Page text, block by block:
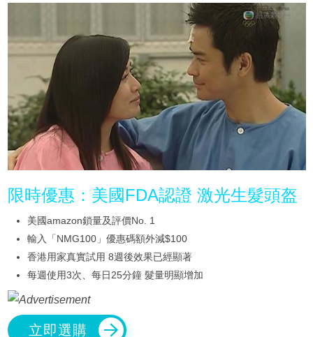
限時優惠：美國FDA認證 激光生髮頭盔
美國amazon鎖量及評價No. 1
輸入「NMG100」優惠碼額外減$100
香港用家真實試用 8週後效果已經顯著
每週使用3次、每日25分鐘 髮量明顯增加
立即選購